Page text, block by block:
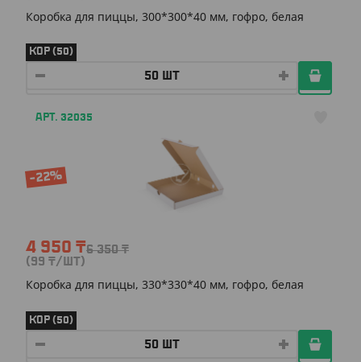
Коробка для пиццы, 300*300*40 мм, гофро, белая
КОР (50)
АРТ. 32035
-22%
4 950 ₸6 350₸
(99 ₸/ШТ)
Коробка для пиццы, 330*330*40 мм, гофро, белая
КОР (50)